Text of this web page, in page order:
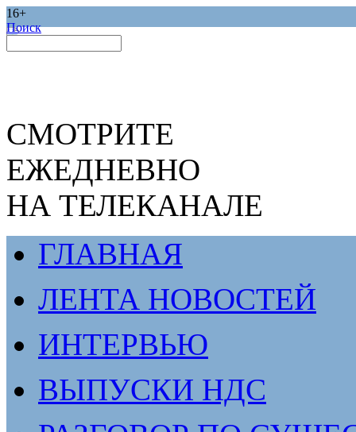
16+
Поиск
СМОТРИТЕ
ЕЖЕДНЕВНО
НА ТЕЛЕКАНАЛЕ
ГЛАВНАЯ
ЛЕНТА НОВОСТЕЙ
ИНТЕРВЬЮ
ВЫПУСКИ НДС